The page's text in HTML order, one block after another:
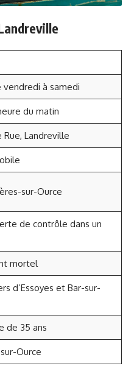
vendredi à samedi
du matin
Rue, Landreville
sur-Ource
de contrôle dans un
mortel
d’Essoyes et Bar-sur-
de 35 ans
Ource